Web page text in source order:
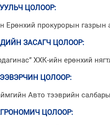
ЦОЛООР:
Ерөнхий прокурорын газрын
ЗАСАГЧ ЦОЛООР:
ХХК-ийн ерөнхий
ЦОЛООР:
Авто тээврийн
ЦОЛООР: